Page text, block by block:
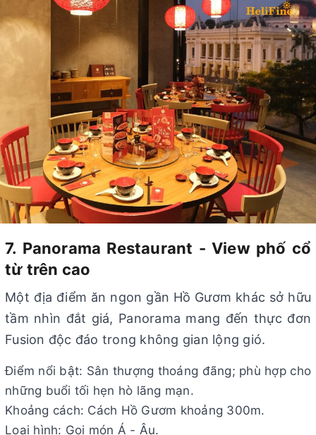
7. Panorama Restaurant - View phố cổ
từ trên cao
Một địa điểm ăn ngon gần Hồ Gươm khác sở hữu
tầm nhìn đắt giá, Panorama mang đến thực đơn
Fusion độc đáo trong không gian lộng gió.
Điểm nổi bật: Sân thượng thoáng đãng; phù hợp cho
những buổi tối hẹn hò lãng mạn.
Khoảng cách: Cách Hồ Gươm khoảng 300m.
Loại hình: Gọi món Á - Âu.